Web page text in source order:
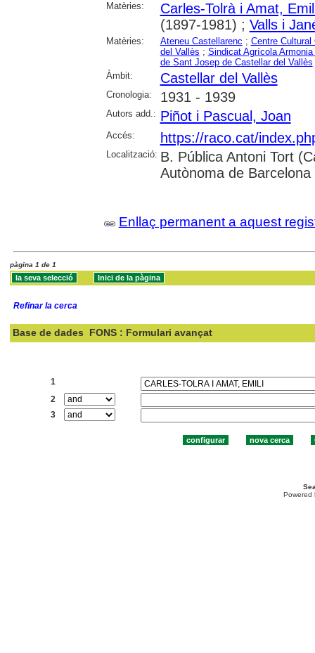
Matèries:
Carles-Tolrà i Amat,
(1897-1981) ; Valls i
Matèries: Ateneu Castellarenc ; Centre Cultural
del Vallès ; Sindicat Agrícola
de Sant Josep de Castellar del Vallès
Àmbit:
Castellar del Vallès
Cronologia: 1931 - 1939
Autors add.: Piñot i Pascual, Joan
Accés: https://raco.cat/
Localització: B. Pública Antoni Tort
Autònoma de Barcelona
Enllaç permanent a aquest
pàgina 1 de 1
Refinar la cerca
Base de dades FONS : Formulari avançat
1
2
3
Powered